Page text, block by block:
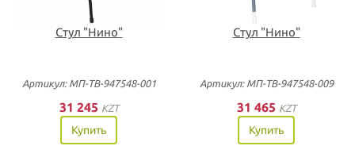
Стул "Нино"
Артикул: МП-ТВ-947548-001
31 245 KZT
Купить
Стул "Нино"
Артикул: МП-ТВ-947548-009
31 465 KZT
Купить